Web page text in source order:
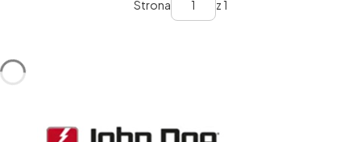
Strona z 1